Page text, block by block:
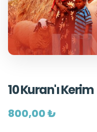
10 Kuran'ı Kerim
800,00 ₺